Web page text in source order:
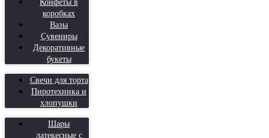
коробках
Вазы
Сувениры
Декоративные
букеты
Свечи для торта
Пиротехника и
хлопушки
Шары
латекесные с